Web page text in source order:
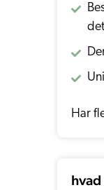
Bestil inden 18:00, vi sender
Har